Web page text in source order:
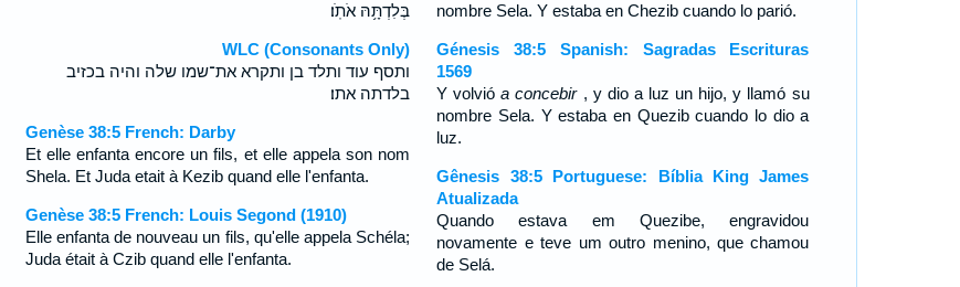
בְּלִדְתָּ֥הּ אֹתֹֽו׃
WLC (Consonants Only)
ותסף עוד ותלד בן ותקרא את־שמו שלה והיה בכזיב
בלדתה אתו׃
Genèse 38:5 French: Darby
Et elle enfanta encore un fils, et elle appela son nom
Shela. Et Juda etait à Kezib quand elle l'enfanta.
Genèse 38:5 French: Louis Segond (1910)
Elle enfanta de nouveau un fils, qu'elle appela Schéla;
Juda était à Czib quand elle l'enfanta.
nombre Sela. Y estaba en Chezib cuando lo parió.
Génesis 38:5 Spanish: Sagradas Escrituras
1569
Y volvióa concebir, y dio a luz un hijo, y llamó su
nombre Sela. Y estaba en Quezib cuando lo dio a
luz.
Gênesis 38:5 Portuguese: Bíblia King James
Atualizada
Quando estava em Quezibe, engravidou
novamente e teve um outro menino, que chamou
de Selá.